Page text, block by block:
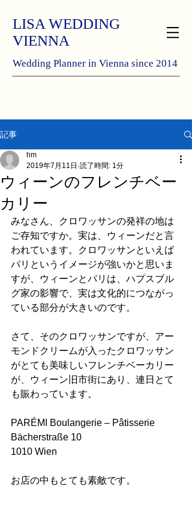
LISA WEDDING
VIENNA
Wedding Planner in Vienna since 2014
記事
ウィーンのフレンチベー
カリー
hm
2019年7月11日 読了時間: 1分
みなさん、クロワッサンの発祥の地は
ご存知ですか。実は、ウィーンだと言
われています。クロワッサンといえば
パリというイメージが強いかと思いま
すが、ウィーンとパリは、ハプスブル
グ家の影響で、実は文化的につながっ
ている部分が大きいのです。
さて、そのクロワッサンですが、アー
モンドクリームが入ったクロワッサン
がとても美味しいフレンチベーカリー
が、ウィーン旧市街にあり、連日とて
も賑わっています。
PARÉMI Boulangerie – Pâtisserie
Bächerstraße 10
1010 Wien
お店の中もとても素敵です。